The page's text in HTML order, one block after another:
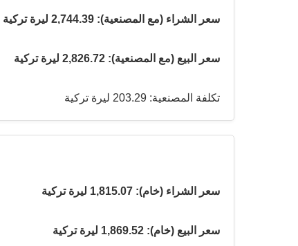
سعر الشراء (مع المصنعية): 2,744.39 ليرة تركية
سعر البيع (مع المصنعية): 2,826.72 ليرة تركية
تكلفة المصنعية: 203.29 ليرة تركية
سعر الشراء (خام): 1,815.07 ليرة تركية
سعر البيع (خام): 1,869.52 ليرة تركية